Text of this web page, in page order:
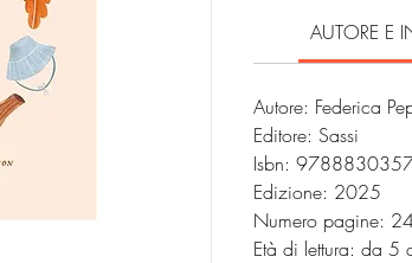
AUTORE E
Autore: Federica
Editore: Sassi
Isbn:
Edizione: 2025
Numero pagine:
Età di lettura: da 5